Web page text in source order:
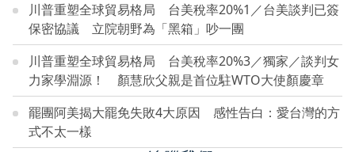
川普重塑全球貿易格局 台美稅率20%1／台美談判已簽
保密協議 立院朝野為「黑箱」吵一團
川普重塑全球貿易格局 台美稅率20%3／獨家／談判女
力家學淵源！ 顏慧欣父親是首位駐WTO大使顏慶章
罷團阿美揭大罷免失敗4大原因 感性告白：愛台灣的方
式不太一樣